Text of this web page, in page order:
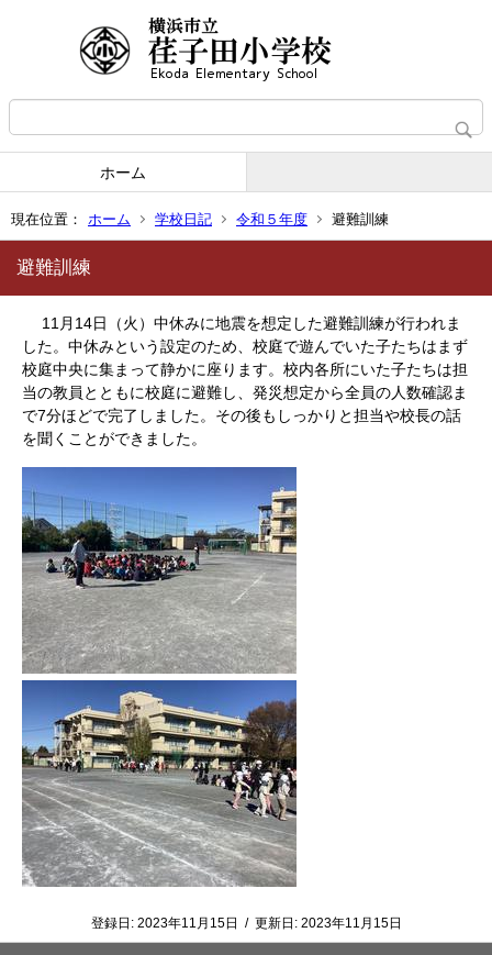
ホーム
現在位置： ホーム 学校日記 令和５年度 避難訓練
避難訓練
11月14日（火）中休みに地震を想定した避難訓練が行われま
した。中休みという設定のため、校庭で遊んでいた子たちはまず
校庭中央に集まって静かに座ります。校内各所にいた子たちは担
当の教員とともに校庭に避難し、発災想定から全員の人数確認ま
で7分ほどで完了しました。その後もしっかりと担当や校長の話
を聞くことができました。
登録日: 2023年11月15日 / 更新日: 2023年11月15日